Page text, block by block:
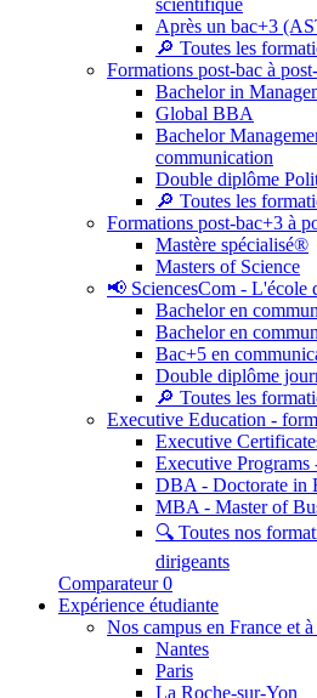
scientifique
Après un bac+3
🔎 Toutes les
Formations post-bac à
Bachelor in
Global BBA
Bachelor
communication
Double diplôme
🔎 Toutes les
Formations post-bac+3 à
Mastère spécialisé®
Masters of Science
📢 SciencesCom - L'école
Bachelor en
Bachelor en
Bac+5 en
Double diplôme
🔎 Toutes les
Executive Education -
Executive
Executive Programs
DBA - Doctorate in
MBA - Master of
🔍 Toutes nos
dirigeants
Comparateur 0
Expérience étudiante
Nos campus en France et
Nantes
Paris
La Roche-sur-Yon